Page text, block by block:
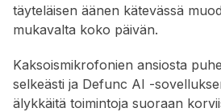
täyteläisen äänen kätevässä
mukavalta koko päivän.
Kaksoismikrofonien ansiosta
selkeästi ja Defunc AI -
älykkäitä toimintoja suoraan